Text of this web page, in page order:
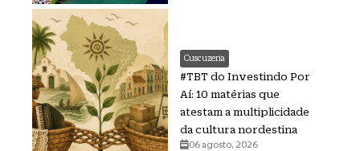
Cuscuzeria
#TBT do Investindo Por
Aí: 10 matérias que
atestam a multiplicidade
da cultura nordestina
06 agosto, 2026